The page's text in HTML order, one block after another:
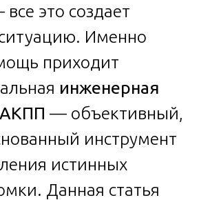
это создает
Именно
приходит
инженерная
АКПП — объективный,
инструмент
истинных
Данная статья